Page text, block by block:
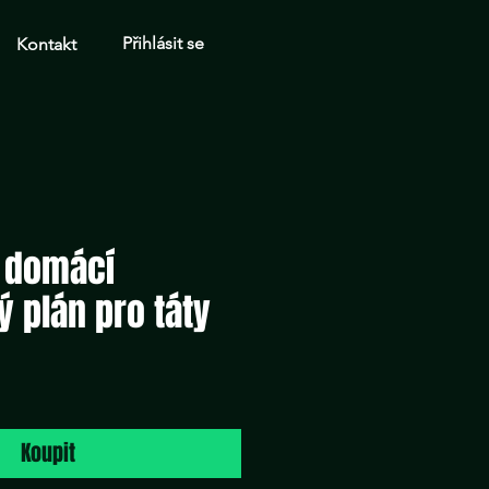
Kontakt Přihlásit se
plán pro táty
Koupit